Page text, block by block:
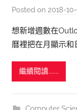
Posted on 2018-
想新增週數在
曆裡把在月顯示和
繼續閱讀.......